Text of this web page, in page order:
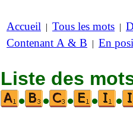
Accueil | Tous les mots |
Contenant A & B | En
Liste des
•
• • • •